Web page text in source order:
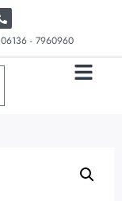
06136 - 7960960